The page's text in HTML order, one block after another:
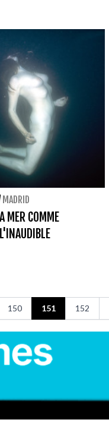
MADRID
MER COMME
150 151 152